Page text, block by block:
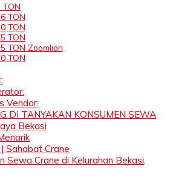
TON
TON
TON
TON
TON Zoomlion
TON
Vendor:
DI TANYAKAN KONSUMEN SEWA
Bekasi
Sahabat Crane
Sewa Crane di Kelurahan Bekasi,